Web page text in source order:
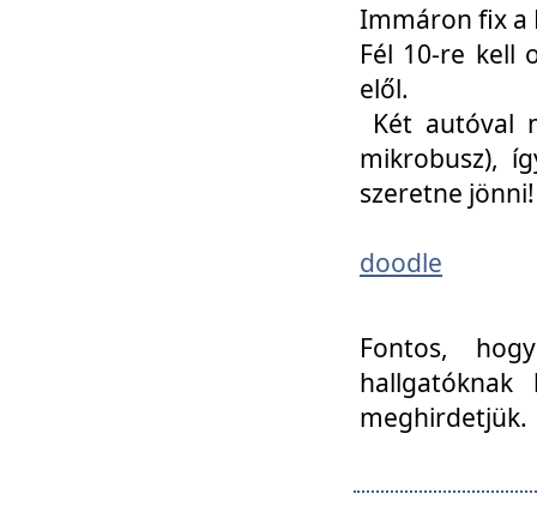
Immáron fix a
Fél 10-re kell
elől.
Két autóval
mikrobusz),
szeretne jönni!
doodle
Fontos,
meghirdetjük.